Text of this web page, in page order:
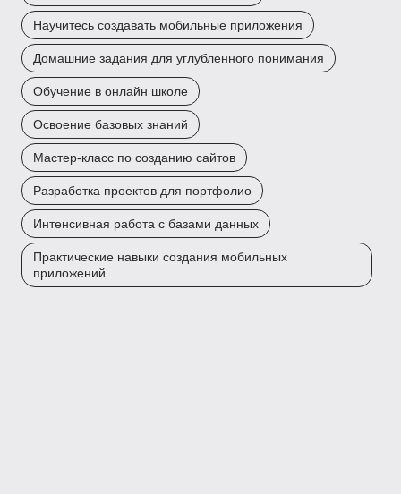
Научитесь создавать мобильные приложения
Домашние задания для углубленного понимания
Обучение в онлайн школе
Освоение базовых знаний
Мастер-класс по созданию сайтов
Разработка проектов для портфолио
Интенсивная работа с базами данных
Практические навыки создания мобильных
приложений